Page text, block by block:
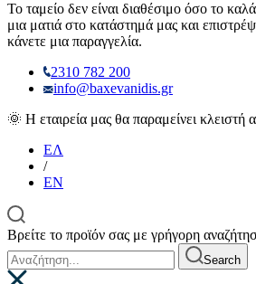
Το ταμείο δεν είναι διαθέσιμο όσο το
μια ματιά στο κατάστημά μας και
κάνετε μια παραγγελία.
2310 782 200
info@baxevanidis.gr
🌞 Η εταιρεία μας θα παραμείνει
ΕΛ
/
EN
Βρείτε το προϊόν σας με γρήγορη
Search